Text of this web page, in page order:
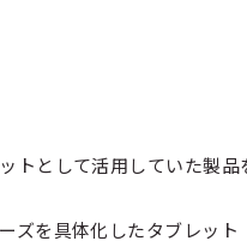
トとして活用していた製
ズを具体化したタブレット